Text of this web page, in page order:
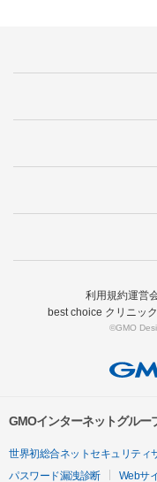
利用規約運営
best choice クリニッ
©GMO
GMOインターネットグルー
世界初総合ネットセキュリティ
パスワード漏洩診断
Webサ